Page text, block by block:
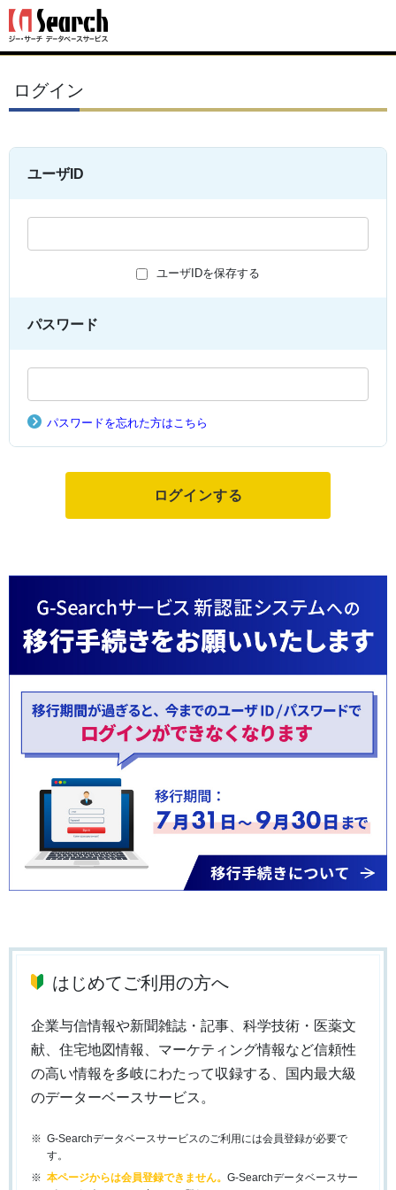
ログイン
ユーザID
ユーザIDを保存する
パスワード
パスワードを忘れた方はこちら
はじめてご利用の方へ
企業与信情報や新聞雑誌・記事、科学技術・医薬文
献、住宅地図情報、マーケティング情報など信頼性
の高い情報を多岐にわたって収録する、国内最大級
のデーターベースサービス。
G-Searchデータベースサービスのご利用には会員登録が必要で
す。
本ページからは会員登録できません。 G-Searchデータベースサー